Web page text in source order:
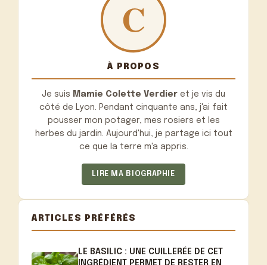
À PROPOS
Je suis Mamie Colette Verdier et je vis du
côté de Lyon. Pendant cinquante ans, j'ai fait
pousser mon potager, mes rosiers et les
herbes du jardin. Aujourd'hui, je partage ici tout
ce que la terre m'a appris.
LIRE MA BIOGRAPHIE
ARTICLES PRÉFÉRÉS
LE BASILIC : UNE CUILLERÉE DE CET
INGRÉDIENT PERMET DE RESTER EN